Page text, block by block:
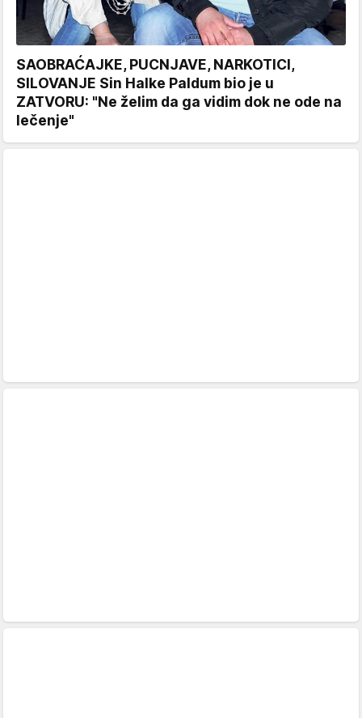
SAOBRAĆAJKE, PUCNJAVE, NARKOTICI,
SILOVANJE Sin Halke Paldum bio je u
ZATVORU: "Ne želim da ga vidim dok ne ode na
lečenje"